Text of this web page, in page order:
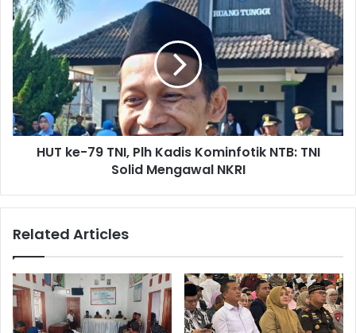
HUT ke-79 TNI, Plh Kadis Kominfotik NTB: TNI
Solid Mengawal NKRI
Related Articles